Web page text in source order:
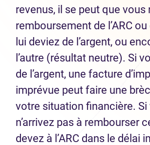
revenus, il se peut que vous
remboursement de l’ARC
lui deviez de l’argent, ou
l’autre (résultat neutre). Si
de l’argent, une facture
imprévue peut faire une
votre situation financière. Si
n’arrivez pas à rembourser
devez à l’ARC dans le délai